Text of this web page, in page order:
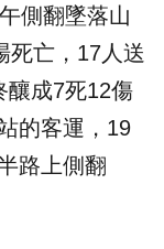
側翻墜落山
死亡，17人送
釀成7死12傷
的客運，19
路上側翻